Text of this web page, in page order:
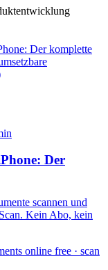
Der komplette
Der
scannen und
Kein Abo, kein
online free · scan